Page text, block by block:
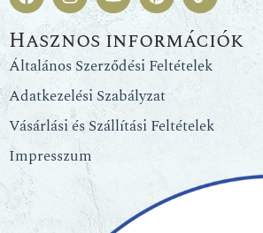
Hasznos információk
Általános Szerződési Feltételek
Adatkezelési Szabályzat
Vásárlási és Szállítási Feltételek
Impresszum